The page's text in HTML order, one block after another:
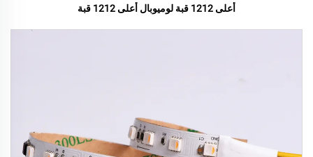
أعلى 1212 قبة لوميوبال أعلى 1212 قبة